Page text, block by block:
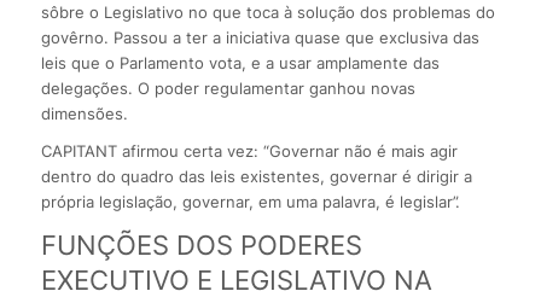
sôbre o Legislativo no que toca à solução dos problemas do
govêrno. Passou a ter a iniciativa quase que exclusiva das
leis que o Parlamento vota, e a usar amplamente das
delegações. O poder regulamentar ganhou novas
dimensões.
CAPITANT afirmou certa vez: “Governar não é mais agir
dentro do quadro das leis existentes, governar é dirigir a
própria legislação, governar, em uma palavra, é legislar”.
FUNÇÕES DOS PODERES
EXECUTIVO E LEGISLATIVO NA